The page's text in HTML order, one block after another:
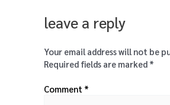
leave a reply
Your email address will not be
Required fields are marked *
Comment *